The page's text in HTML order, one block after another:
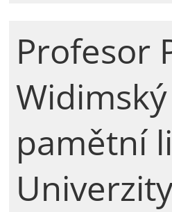
Profesor
pamětní